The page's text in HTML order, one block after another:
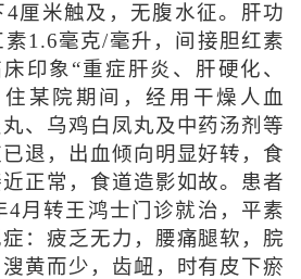
厘米触及，无腹水征。肝功
1.6毫克/毫升，间接胆红素
印象“重症肝炎、肝硬化、
某院期间，经用干燥人血
、乌鸡白凤丸及中药汤剂等
退，出血倾向明显好转，食
正常，食道造影如故。患者
4月转王鸿士门诊就治，平素
：疲乏无力，腰痛腿软，脘
黄而少，齿衄，时有皮下瘀